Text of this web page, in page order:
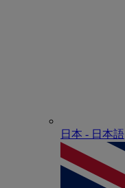
日本 - ⽇本語